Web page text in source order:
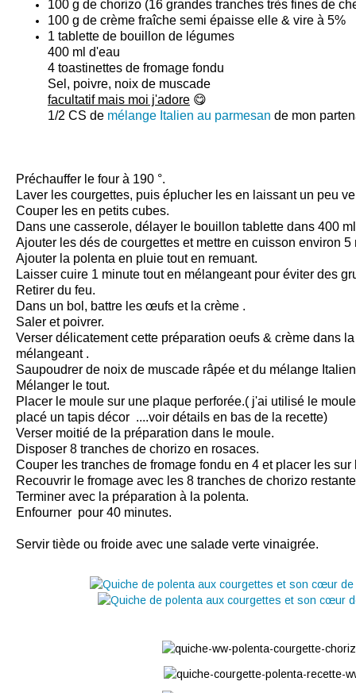
100 g de chorizo (16 grandes tranches très fines de
100 g de crème fraîche semi épaisse elle & vire à 5%
1 tablette de bouillon de légumes
400 ml d'eau
4 toastinettes de fromage fondu
Sel, poivre, noix de muscade
facultatif mais moi j'adore 😋
1/2 CS de mélange Italien au parmesan de mon
Préchauffer le four à 190 °.
Laver les courgettes, puis éplucher les en laissant un peu
Couper les en petits cubes.
Dans une casserole, délayer le bouillon tablette dans 400
Ajouter les dés de courgettes et mettre en cuisson environ 5
Ajouter la polenta en pluie tout en remuant.
Laisser cuire 1 minute tout en mélangeant pour éviter des
Retirer du feu.
Dans un bol, battre les œufs et la crème .
Saler et poivrer.
Verser délicatement cette préparation oeufs & crème dans
mélangeant .
Saupoudrer de noix de muscade râpée et du mélange
Mélanger le tout.
Placer le moule sur une plaque perforée.( j'ai utilisé le
placé un tapis décor ....voir détails en bas de la recette)
Verser moitié de la préparation dans le moule.
Disposer 8 tranches de chorizo en rosaces.
Couper les tranches de fromage fondu en 4 et placer les
Recouvrir le fromage avec les 8 tranches de chorizo
Terminer avec la préparation à la polenta.
Enfourner pour 40 minutes.
Servir tiède ou froide avec une salade verte vinaigrée.